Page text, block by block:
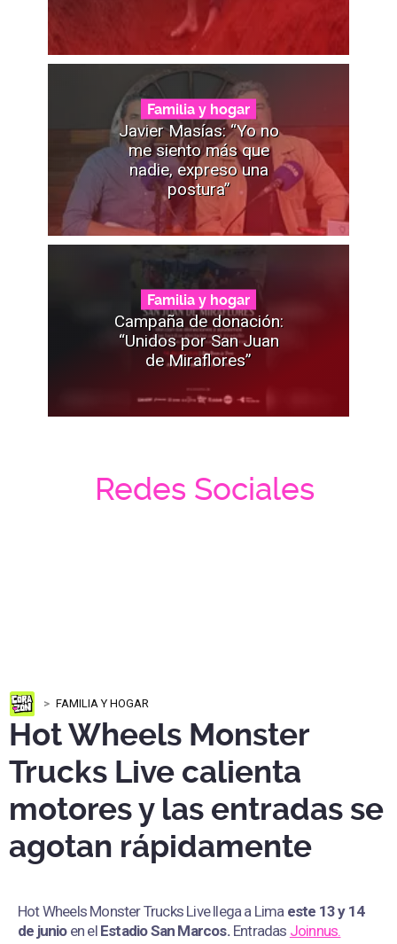
Familia y hogar
Javier Masías: “Yo no
me siento más que
nadie, expreso una
postura”
Familia y hogar
Campaña de donación:
“Unidos por San Juan
de Miraflores”
Redes Sociales
FAMILIA Y HOGAR
Hot Wheels Monster
Trucks Live calienta
motores y las entradas se
agotan rápidamente
Hot Wheels Monster Trucks Live llega a Lima este 13 y 14
de junio en elEstadio San Marcos. Entradas Joinnus.